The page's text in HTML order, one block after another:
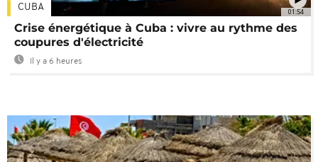
01:54
CUBA
Crise énergétique à Cuba : vivre au rythme des
coupures d'électricité
Il y a 6 heures